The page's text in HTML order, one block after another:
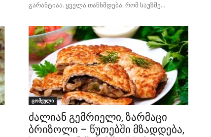
გარანტიაა. ყველა თანხმდება, რომ საუზმე...
ცომეული
ძალიან გემრიელი, ზარმაცი
ბრიზოლი – წუთებში მზადდება,